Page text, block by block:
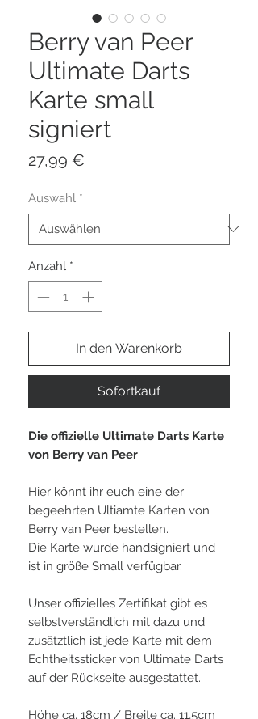
Berry van Peer
Ultimate Darts
Karte small
signiert
27,99 €
Auswahl *
Anzahl *
In den Warenkorb
Sofortkauf
Die offizielle Ultimate Darts Karte
von Berry van Peer
Hier könnt ihr euch eine der
begeehrten Ultiamte Karten von
Berry van Peer bestellen.
Die Karte wurde handsigniert und
ist in größe Small verfügbar.
Unser offizielles Zertifikat gibt es
selbstverständlich mit dazu und
zusätztlich ist jede Karte mit dem
Echtheitssticker von Ultimate Darts
auf der Rückseite ausgestattet.
Höhe ca. 18cm / Breite ca. 11,5cm